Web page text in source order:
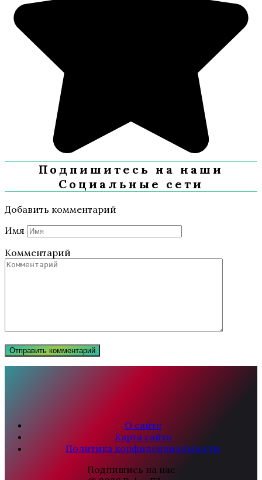
Подпишитесь на наши
Социальные сети
Добавить комментарий
Имя
Комментарий
О сайте
Карта сайта
Политика конфиденциальности
Подпишись на нас